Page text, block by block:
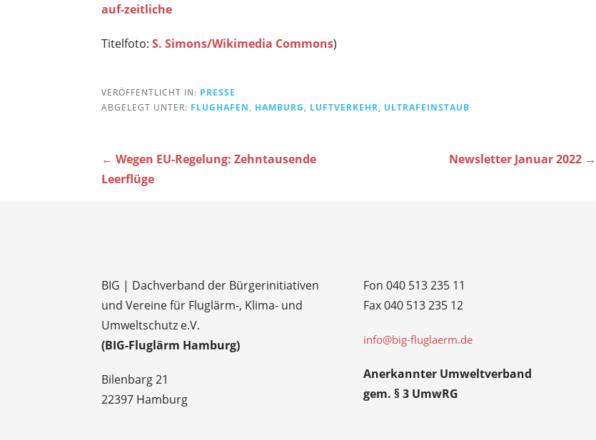
auf-zeitliche
Titelfoto: S. Simons/Wikimedia Commons)
VERÖFFENTLICHT IN: PRESSE
ABGELEGT UNTER: FLUGHAFEN HAMBURG LUFTVERKEHR ULTRAFEINSTAUB
Beitragsnavigation
← Wegen EU-Regelung: Zehntausende
Leerflüge
Newsletter Januar 2022 →
BIG | Dachverband der Bürgerinitiativen
und Vereine für Fluglärm-, Klima- und
Umweltschutz e.V.
(BIG-Fluglärm Hamburg)
Bilenbarg 21
22397 Hamburg
Fon 040 513 235 11
Fax 040 513 235 12
info@big-fluglaerm.de
Anerkannter Umweltverband
gem. § 3 UmwRG